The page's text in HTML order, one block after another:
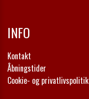
INFO
Kontakt
Åbningstider
Cookie- og privatlivspolitik